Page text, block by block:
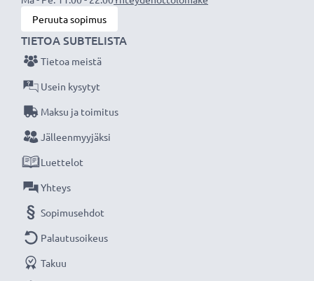
★ 3 Year Guarantee ★
Founded in 2004, we are an international specialist
retailer dealing with high quality products. For that
reason we offer 36 month guarantee!
Peruuta sopimus
TIETOA SUBTELISTA
Tietoa meistä
Usein kysytyt
Maksu ja toimitus
Jälleenmyyjäksi
Luettelot
Yhteys
Sopimusehdot
Palautusoikeus
Takuu